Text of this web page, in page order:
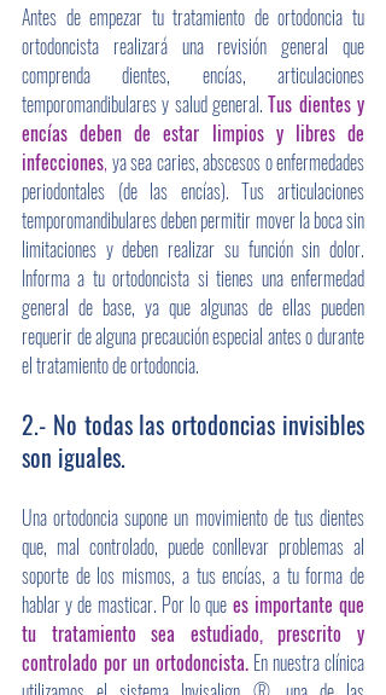
Antes de empezar tu tratamiento de ortodoncia tu
ortodoncista realizará una revisión general que
comprenda dientes, encías, articulaciones
temporomandibulares y salud general. Tus dientes y
encías deben de estar limpios y libres de
infecciones, ya sea caries, abscesos o enfermedades
periodontales (de las encías). Tus articulaciones
temporomandibulares deben permitir mover la boca sin
limitaciones y deben realizar su función sin dolor.
Informa a tu ortodoncista si tienes una enfermedad
general de base, ya que algunas de ellas pueden
requerir de alguna precaución especial antes o durante
el tratamiento de ortodoncia.
2.- No todas las ortodoncias invisibles
son iguales.
Una ortodoncia supone un movimiento de tus dientes
que, mal controlado, puede conllevar problemas al
soporte de los mismos, a tus encías, a tu forma de
hablar y de masticar. Por lo que es importante que
tu tratamiento sea estudiado, prescrito y
controlado por un ortodoncista. En nuestra clínica